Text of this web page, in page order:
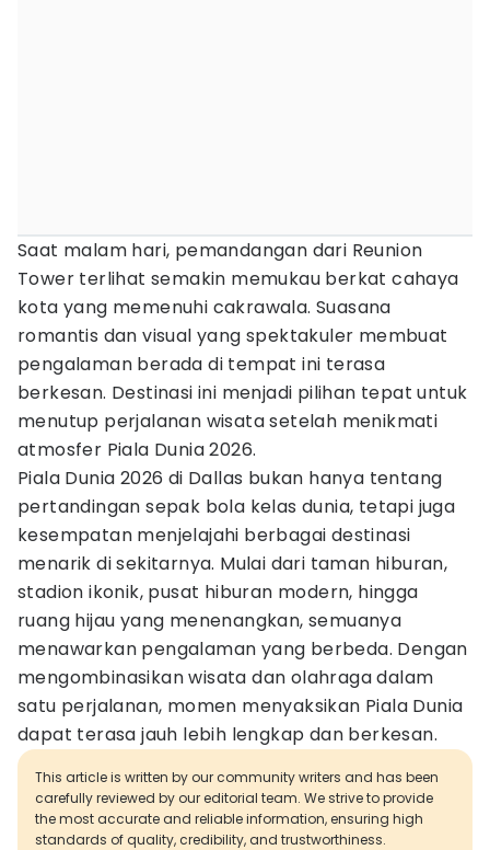
Saat malam hari, pemandangan dari Reunion
Tower terlihat semakin memukau berkat cahaya
kota yang memenuhi cakrawala. Suasana
romantis dan visual yang spektakuler membuat
pengalaman berada di tempat ini terasa
berkesan. Destinasi ini menjadi pilihan tepat untuk
menutup perjalanan wisata setelah menikmati
atmosfer Piala Dunia 2026.
Piala Dunia 2026 di Dallas bukan hanya tentang
pertandingan sepak bola kelas dunia, tetapi juga
kesempatan menjelajahi berbagai destinasi
menarik di sekitarnya. Mulai dari taman hiburan,
stadion ikonik, pusat hiburan modern, hingga
ruang hijau yang menenangkan, semuanya
menawarkan pengalaman yang berbeda. Dengan
mengombinasikan wisata dan olahraga dalam
satu perjalanan, momen menyaksikan Piala Dunia
dapat terasa jauh lebih lengkap dan berkesan.
This article is written by our community writers and has been
carefully reviewed by our editorial team. We strive to provide
the most accurate and reliable information, ensuring high
standards of quality, credibility, and trustworthiness.